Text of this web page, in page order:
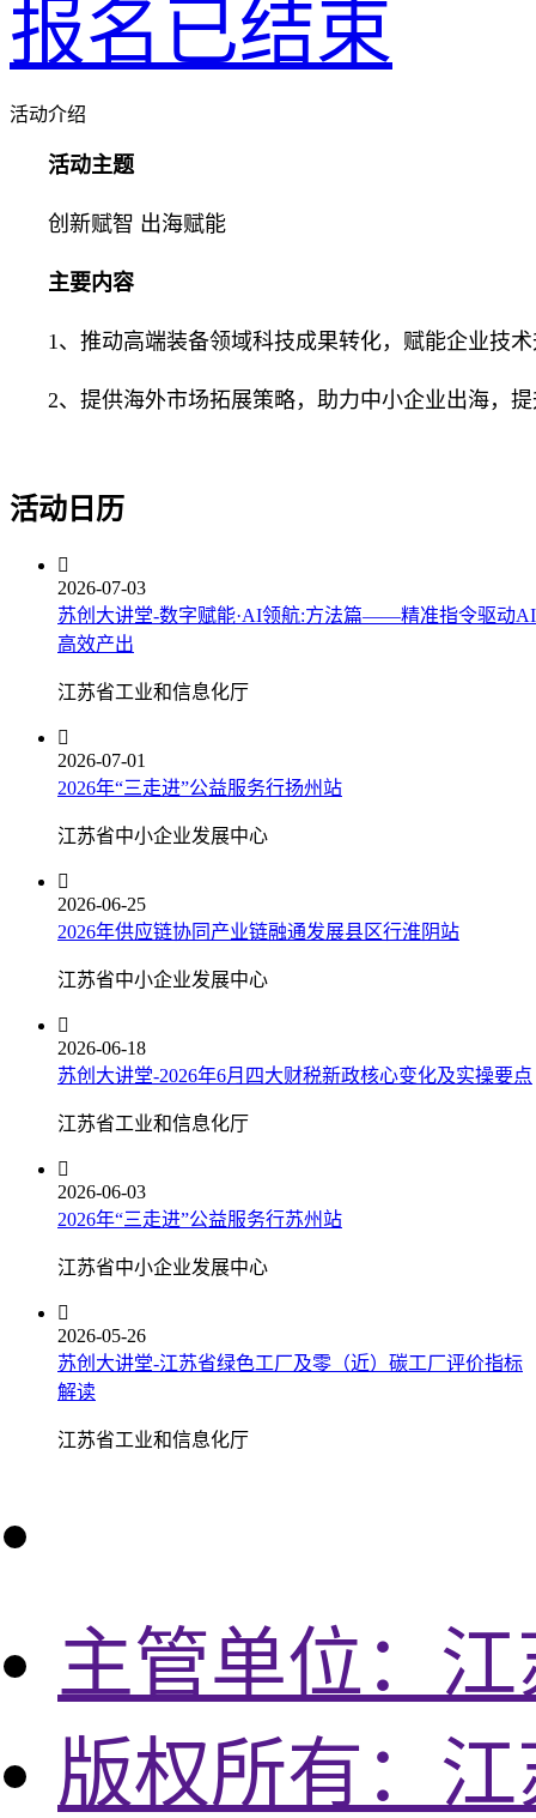
报名已结束
活动介绍
活动主题
创新赋智 出海赋能
主要内容
1、推动高端装备领域科技成果转化，赋能企业技
2、提供海外市场拓展策略，助力中小企业出海，
活动日历

2026-07-03
苏创大讲堂-数字赋能·AI领航:方法篇——精准指令驱动AI
高效产出
江苏省工业和信息化厅

2026-07-01
2026年“三走进”公益服务行扬州站
江苏省中小企业发展中心

2026-06-25
2026年供应链协同产业链融通发展县区行淮阴站
江苏省中小企业发展中心

2026-06-18
苏创大讲堂-2026年6月四大财税新政核心变化及实操要点
江苏省工业和信息化厅

2026-06-03
2026年“三走进”公益服务行苏州站
江苏省中小企业发展中心

2026-05-26
苏创大讲堂-江苏省绿色工厂及零（近）碳工厂评价指标
解读
江苏省工业和信息化厅
主管单位：
版权所有：